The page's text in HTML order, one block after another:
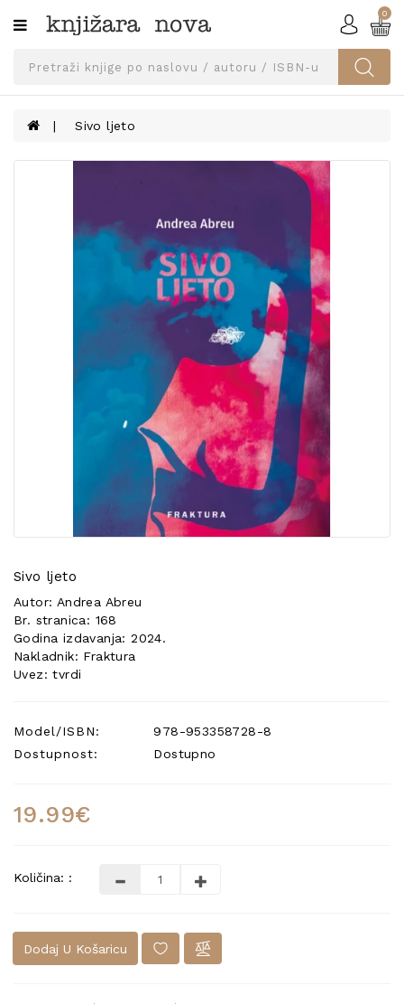
Kategorije
SVEUČILIŠNA
UDŽBENICI
KNJIGE
KONTAKT
0
Sivo ljeto
Sivo ljeto
Autor: Andrea Abreu
Br. stranica: 168
Godina izdavanja: 2024.
Nakladnik: Fraktura
Uvez: tvrdi
Model/ISBN:
978-953358728-8
Dostupnost:
Dostupno
19.99€
Količina: :
Dodaj U Košaricu